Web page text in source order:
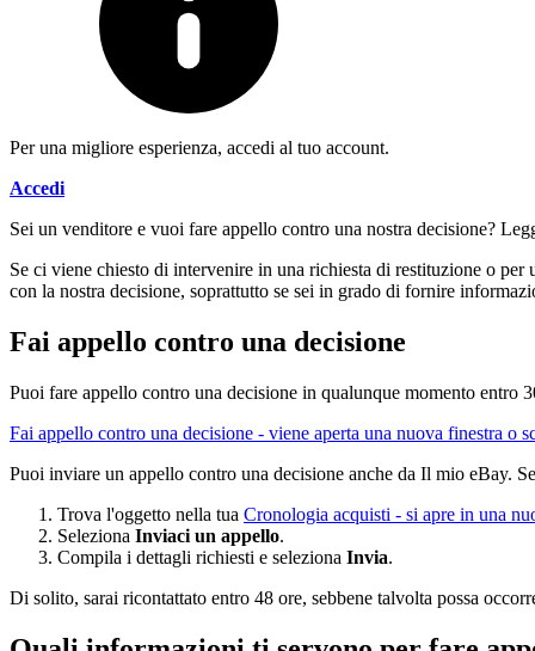
Per una migliore esperienza, accedi al tuo account.
Accedi
Sei un venditore e vuoi fare appello contro una nostra decisione?
Se ci viene chiesto di intervenire in una richiesta di restituzione o
con la nostra decisione, soprattutto se sei in grado di fornire
Fai appello contro una decisione
Puoi fare appello contro una decisione in qualunque momento entro
Fai appello contro una decisione - viene aperta una nuova finestra o
Puoi inviare un appello contro una decisione anche da Il mio eBay.
Trova l'oggetto nella tua Cronologia acquisti - si apre in una
Seleziona Inviaci un appello.
Compila i dettagli richiesti e seleziona Invia.
Di solito, sarai ricontattato entro 48 ore, sebbene talvolta possa